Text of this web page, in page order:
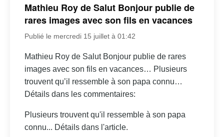
Mathieu Roy de Salut Bonjour publie de
rares images avec son fils en vacances
Publié le mercredi 15 juillet à 01:42
Mathieu Roy de Salut Bonjour publie de rares
images avec son fils en vacances… Plusieurs
trouvent qu’il ressemble à son papa connu…
Détails dans les commentaires:
Plusieurs trouvent qu'il ressemble à son papa
connu... Détails dans l'article.